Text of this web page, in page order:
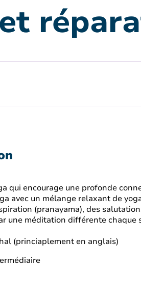
qui encourage une profonde
avec un mélange relaxant de
(pranayama), des
une méditation différente chaque
(princiaplement en anglais)